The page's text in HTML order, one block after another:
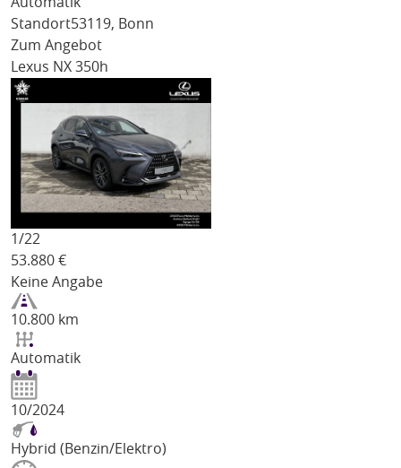
Standort53119, Bonn
Zum Angebot
Lexus NX 350h
1/22
53.880 €
Keine Angabe
10.800 km
Automatik
10/2024
Hybrid (Benzin/Elektro)